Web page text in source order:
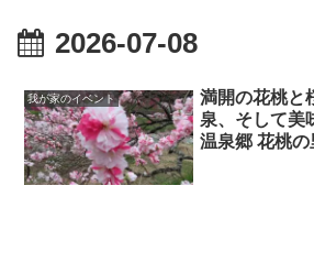
2026-07-08
我が家のイベント
満開の花桃と
泉、そして美
温泉郷 花桃の